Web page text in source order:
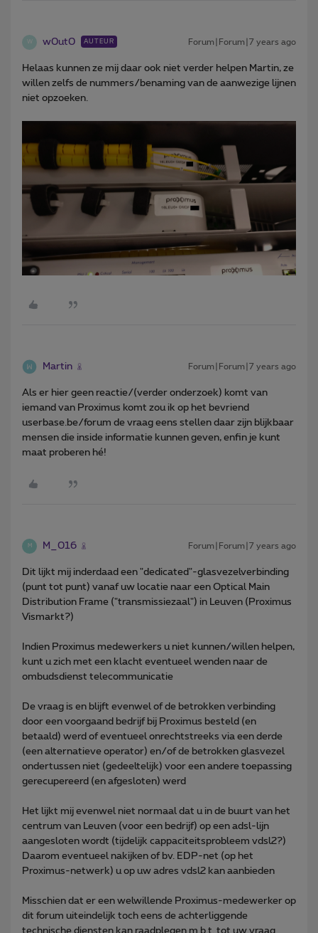
W w0ut0 AUTEUR Forum|Forum|7 years ago
Helaas kunnen ze mij daar ook niet verder helpen Martin, ze
willen zelfs de nummers/benaming van de aanwezige lijnen
niet opzoeken.
Martin Forum|Forum|7 years ago
Als er hier geen reactie/(verder onderzoek) komt van
iemand van Proximus komt zou ik op het bevriend
userbase.be/forum de vraag eens stellen daar zijn blijkbaar
mensen die inside informatie kunnen geven, enfin je kunt
maat proberen hé!
M M_016 Forum|Forum|7 years ago
Dit lijkt mij inderdaad een "dedicated"-glasvezelverbinding
(punt tot punt) vanaf uw locatie naar een Optical Main
Distribution Frame ("transmissiezaal") in Leuven (Proximus
Vismarkt?)
Indien Proximus medewerkers u niet kunnen/willen helpen,
kunt u zich met een klacht eventueel wenden naar de
ombudsdienst telecommunicatie
De vraag is en blijft evenwel of de betrokken verbinding
door een voorgaand bedrijf bij Proximus besteld (en
betaald) werd of eventueel onrechtstreeks via een derde
(een alternatieve operator) en/of de betrokken glasvezel
ondertussen niet (gedeeltelijk) voor een andere toepassing
gerecupereerd (en afgesloten) werd
Het lijkt mij evenwel niet normaal dat u in de buurt van het
centrum van Leuven (voor een bedrijf) op een adsl-lijn
aangesloten wordt (tijdelijk cappaciteitsprobleem vdsl2?)
Daarom eventueel nakijken of bv. EDP-net (op het
Proximus-netwerk) u op uw adres vdsl2 kan aanbieden
Misschien dat er een welwillende Proximus-medewerker op
dit forum uiteindelijk toch eens de achterliggende
technische diensten kan raadplegen m.b.t. tot uw vraag